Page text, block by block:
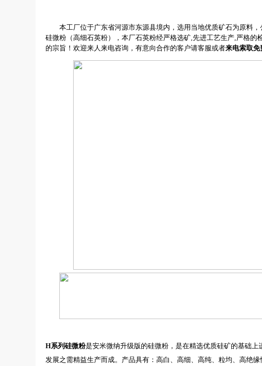
本工厂位于广东省河源市东源县境内，选用当地优质矿石为原料
硅微粉（高细石英粉），本厂石英粉经严格选矿,先进工艺生产,严格
的宗旨！欢迎来人来电咨询，有意向合作的客户请客服或者来电索取免
H系列硅微粉是安米微纳升级版的硅微粉，是在精选优质硅矿的基础
发展之需精益生产而成。产品具有：高白、高细、高纯、粒均、高绝